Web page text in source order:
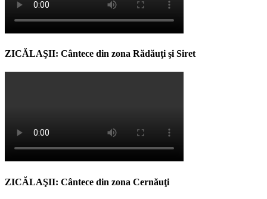
ZICĂLAŞII: Cântece din zona Rădăuţi şi Siret
ZICĂLAŞII: Cântece din zona Cernăuţi